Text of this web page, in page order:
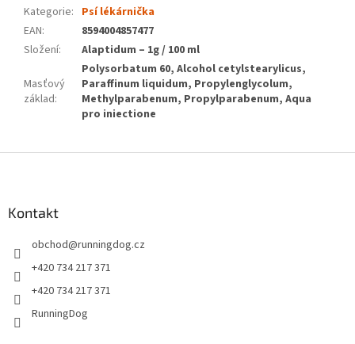
Kategorie: Psí lékárnička
EAN:
8594004857477
Složení: Alaptidum – 1g / 100 ml
Masťový
základ:
Polysorbatum 60, Alcohol cetylstearylicus,
Paraffinum liquidum, Propylenglycolum,
Methylparabenum, Propylparabenum, Aqua
pro iniectione
Kontakt
obchod@runningdog.cz
+420 734 217 371
+420 734 217 371
RunningDog